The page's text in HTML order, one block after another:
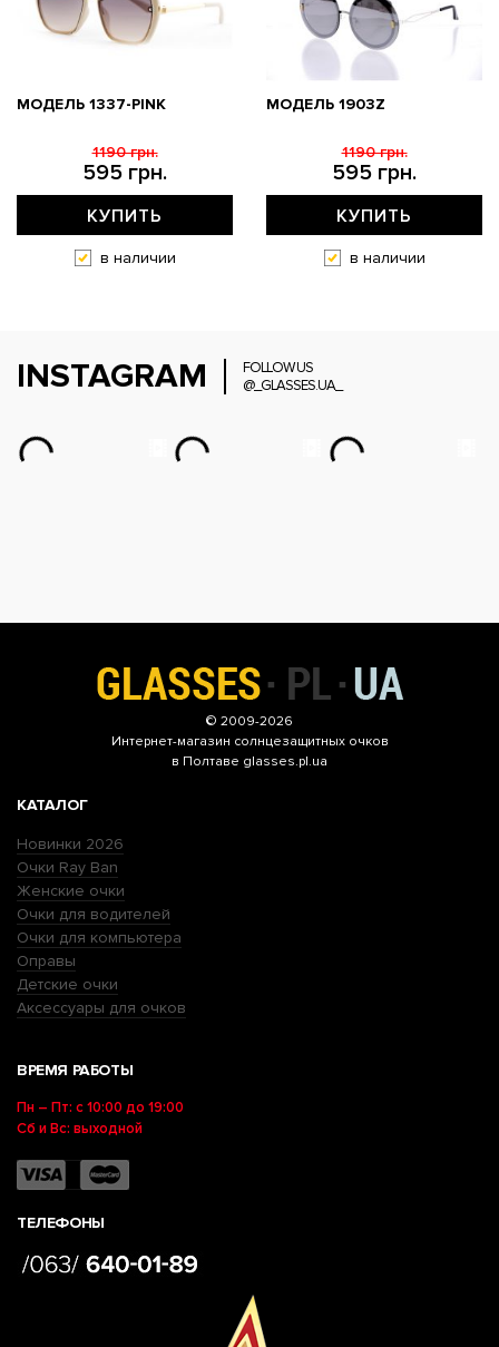
МОДЕЛЬ 1337-PINK
595 грн.
1190 грн.
КУПИТЬ
в наличии
МОДЕЛЬ 1903Z
595 грн.
1190 грн.
КУПИТЬ
в наличии
INSTAGRAM
FOLLOW US
@_GLASSES.UA_
© 2009-2026
Интернет-магазин солнцезащитных очков
в Полтаве glasses.pl.ua
КАТАЛОГ
Новинки 2026
Очки Ray Ban
Женские очки
Очки для водителей
Очки для компьютера
Оправы
Детские очки
Аксессуары для очков
ВРЕМЯ РАБОТЫ
Пн – Пт: с 10:00 до 19:00
Сб и Вс: выходной
ТЕЛЕФОНЫ